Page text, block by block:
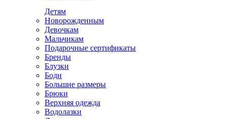
Детям
Новорожденным
Девочкам
Мальчикам
Подарочные сертификаты
Бренды
Блузки
Боди
Большие размеры
Брюки
Верхняя одежда
Водолазки